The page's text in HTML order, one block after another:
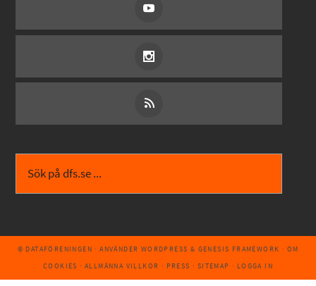
© DATAFÖRENINGEN · ANVÄNDER WORDPRESS & GENESIS FRAMEWORK · OM
COOKIES · ALLMÄNNA VILLKOR · PRESS · SITEMAP · LOGGA IN